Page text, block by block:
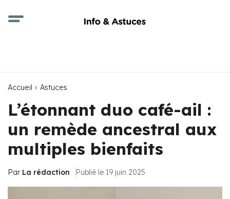
Accueil Astuces
L’étonnant duo café-ail :
un remède ancestral aux
multiples bienfaits
Par La rédaction Publié le 19 juin 2025